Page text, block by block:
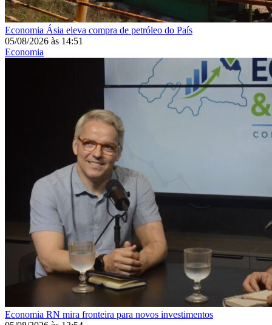
Economia Ásia eleva compra de petróleo do País
05/08/2026 às 14:51
Economia
Economia RN mira fronteira para novos investimentos